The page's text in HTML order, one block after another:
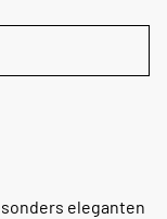
eleganten